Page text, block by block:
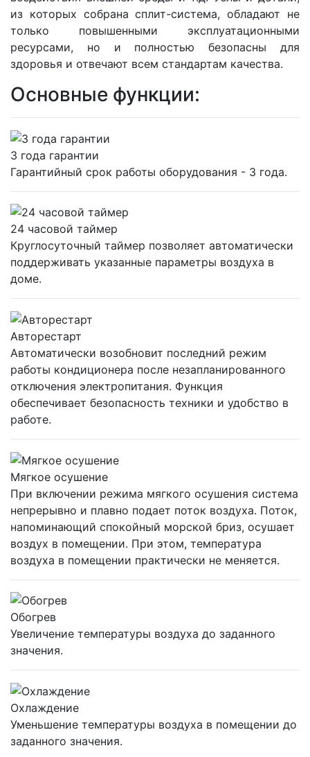
из которых собрана сплит-система, обладают не
только повышенными эксплуатационными
ресурсами, но и полностью безопасны для
здоровья и отвечают всем стандартам качества.
Основные функции:
3 года гарантии
Гарантийный срок работы оборудования - 3 года.
24 часовой таймер
Круглосуточный таймер позволяет автоматически
поддерживать указанные параметры воздуха в
доме.
Авторестарт
Автоматически возобновит последний режим
работы кондиционера после незапланированного
отключения электропитания. Функция
обеспечивает безопасность техники и удобство в
работе.
Мягкое осушение
При включении режима мягкого осушения система
непрерывно и плавно подает поток воздуха. Поток,
напоминающий спокойный морской бриз, осушает
воздух в помещении. При этом, температура
воздуха в помещении практически не меняется.
Обогрев
Увеличение температуры воздуха до заданного
значения.
Охлаждение
Уменьшение температуры воздуха в помещении до
заданного значения.